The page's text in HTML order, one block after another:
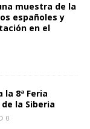
muestra de la
españoles y
en el
8ª Feria
la Siberia
0